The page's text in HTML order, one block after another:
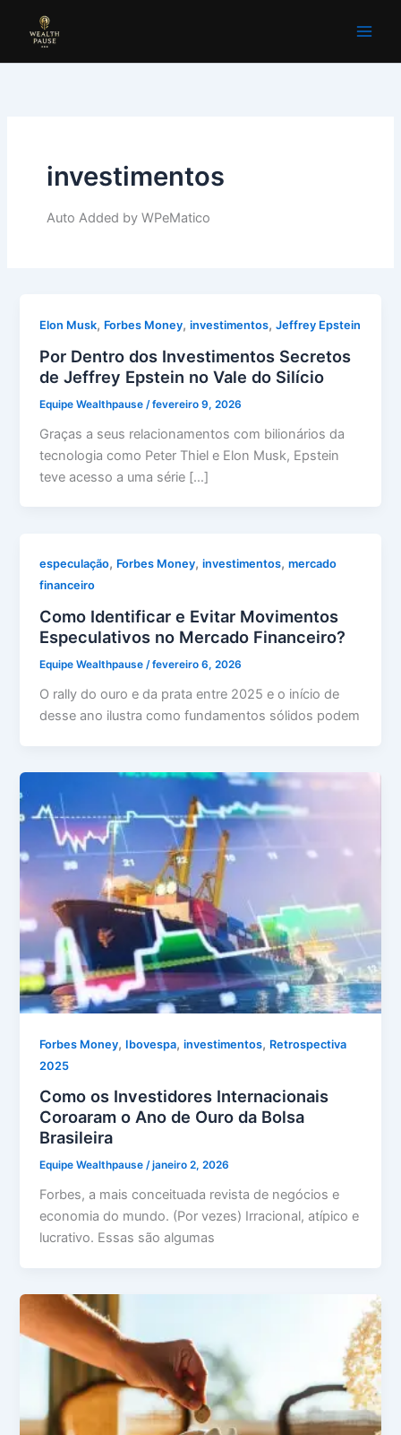
investimentos
Auto Added by WPeMatico
Elon Musk, Forbes Money,investimentos,Jeffrey Epstein
Por Dentro dos Investimentos Secretos
de Jeffrey Epstein no Vale do Silício
Equipe Wealthpause /fevereiro 9, 2026
Graças a seus relacionamentos com bilionários da
tecnologia como Peter Thiel e Elon Musk, Epstein
teve acesso a uma série […]
especulação, Forbes Money,investimentos,mercado
financeiro
Como Identificar e Evitar Movimentos
Especulativos no Mercado Financeiro?
Equipe Wealthpause/fevereiro 6, 2026
O rally do ouro e da prata entre 2025 e o início de
desse ano ilustra como fundamentos sólidos podem
Forbes Money, Ibovespa,investimentos, Retrospectiva
2025
Como os Investidores Internacionais
Coroaram o Ano de Ouro da Bolsa
Brasileira
Equipe Wealthpause/janeiro 2, 2026
Forbes, a mais conceituada revista de negócios e
economia do mundo. (Por vezes) Irracional, atípico e
lucrativo. Essas são algumas